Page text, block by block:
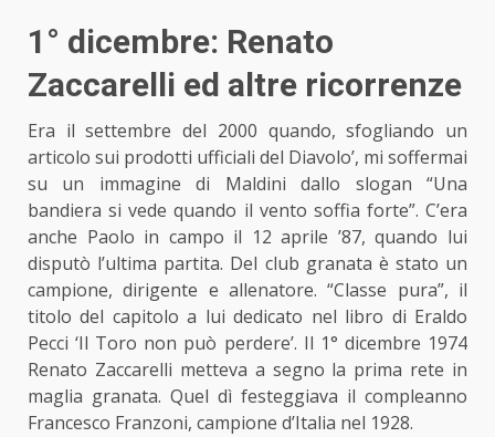
1° dicembre: Renato
Zaccarelli ed altre ricorrenze
Era il settembre del 2000 quando, sfogliando un
articolo sui prodotti ufficiali del Diavolo’, mi soffermai
su un immagine di Maldini dallo slogan “Una
bandiera si vede quando il vento soffia forte”. C’era
anche Paolo in campo il 12 aprile ’87, quando lui
disputò l’ultima partita. Del club granata è stato un
campione, dirigente e allenatore. “Classe pura”, il
titolo del capitolo a lui dedicato nel libro di Eraldo
Pecci ‘Il Toro non può perdere’. Il 1° dicembre 1974
Renato Zaccarelli metteva a segno la prima rete in
maglia granata. Quel dì festeggiava il compleanno
Francesco Franzoni, campione d’Italia nel 1928.